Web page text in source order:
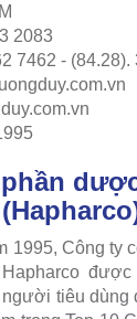
2083
7462 - (84.28).
1995, Công ty
được
tiêu dùng